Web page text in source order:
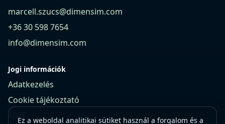
Ez a weboldal analitikai sütiket használ a forgalom és a
marcell.szucs@dimensim.com
+36 30 598 7654
info@dimensim.com
Jogi információk
Adatkezelés
Cookie tájékoztató
ÁSZF